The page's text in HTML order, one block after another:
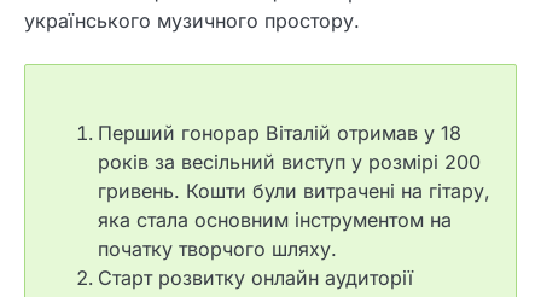
українського музичного простору.
Перший гонорар Віталій отримав у 18
років за весільний виступ у розмірі 200
гривень. Кошти були витрачені на гітару,
яка стала основним інструментом на
початку творчого шляху.
Старт розвитку онлайн аудиторії